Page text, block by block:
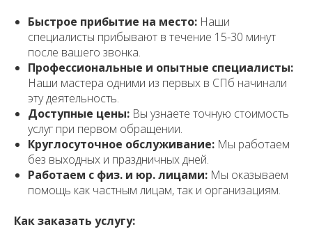
Быстрое прибытие на место: Наши
специалисты прибывают в течение 15-30 минут
после вашего звонка.
Профессиональные и опытные специалисты:
Наши мастера одними из первых в СПб начинали
эту деятельность.
Доступные цены: Вы узнаете точную стоимость
услуг при первом обращении.
Круглосуточное обслуживание: Мы работаем
без выходных и праздничных дней.
Работаем с физ. и юр. лицами: Мы оказываем
помощь как частным лицам, так и организациям.
Как заказать услугу: